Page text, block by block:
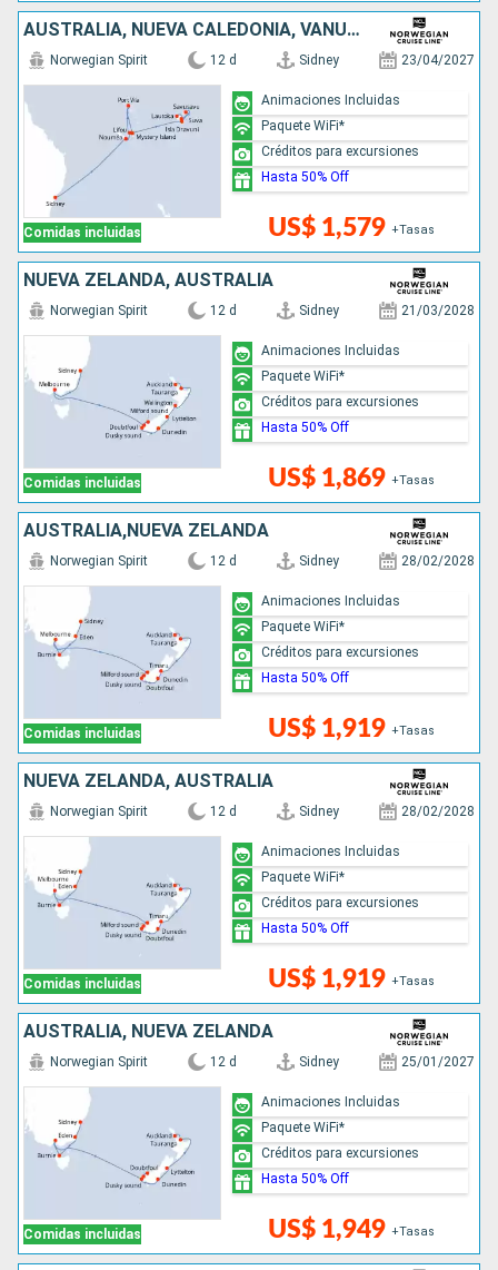
AUSTRALIA, NUEVA CALEDONIA, VANUATU, FIDJI (ISLAS)
Comidas incluidas
Norwegian Spirit 12 d Sidney 23/04/2027
US$ 1,579 +Tasas
Animaciones Incluidas
Paquete WiFi*
Créditos para excursiones
Hasta 50% Off
NUEVA ZELANDA, AUSTRALIA
Comidas incluidas
Norwegian Spirit 12 d Sidney 21/03/2028
US$ 1,869 +Tasas
Animaciones Incluidas
Paquete WiFi*
Créditos para excursiones
Hasta 50% Off
AUSTRALIA,NUEVA ZELANDA
Comidas incluidas
Norwegian Spirit 12 d Sidney 28/02/2028
US$ 1,919 +Tasas
Animaciones Incluidas
Paquete WiFi*
Créditos para excursiones
Hasta 50% Off
NUEVA ZELANDA, AUSTRALIA
Comidas incluidas
Norwegian Spirit 12 d Sidney 28/02/2028
US$ 1,919 +Tasas
Animaciones Incluidas
Paquete WiFi*
Créditos para excursiones
Hasta 50% Off
AUSTRALIA, NUEVA ZELANDA
Comidas incluidas
Norwegian Spirit 12 d Sidney 25/01/2027
US$ 1,949 +Tasas
Animaciones Incluidas
Paquete WiFi*
Créditos para excursiones
Hasta 50% Off